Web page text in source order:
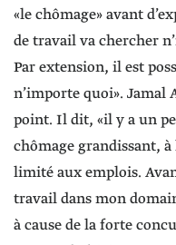
«le chômage» avant
de travail va chercher
Par extension, il est
n’importe quoi». Jamal
point. Il dit, «il y a un
chômage grandissant,
limité aux emplois.
travail dans mon
à cause de la forte